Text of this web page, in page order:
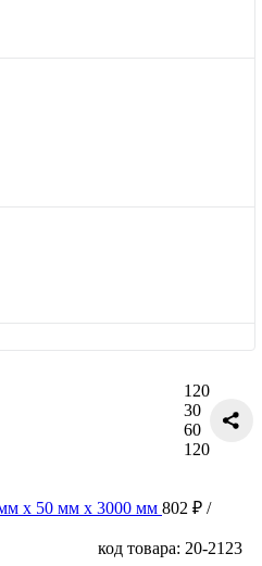
120
30
60
120
x 50 мм х 3000 мм 802 ₽ /
код товара: 20-2123